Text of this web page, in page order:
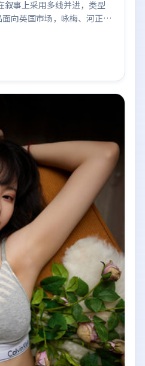
叙事上采用多线并进，类型
向英国市场，咏梅、河正
奕宏所饰角色推动关键反